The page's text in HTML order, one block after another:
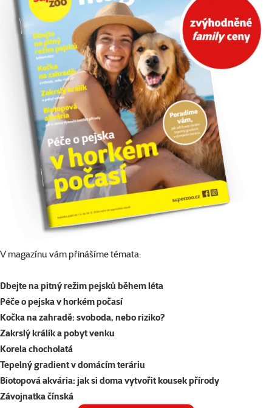
V magazínu vám přinášíme témata:
Dbejte na pitný režim pejsků během léta
Péče o pejska v horkém počasí
Kočka na zahradě: svoboda, nebo riziko?
Zakrslý králík a pobyt venku
Korela chocholatá
Tepelný gradient v domácím teráriu
Biotopová akvária: jak si doma vytvořit kousek přírody
Závojnatka čínská